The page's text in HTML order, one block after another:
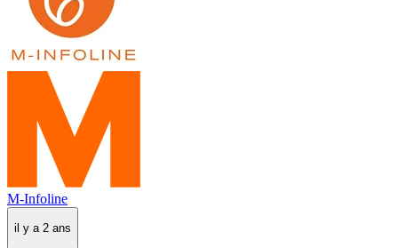
M-Infoline
il y a 2 ans